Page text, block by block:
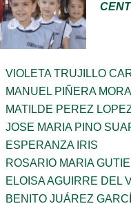
VIOLETA TRUJILLO
MANUEL PIÑERA
MATILDE PEREZ
JOSE MARIA PINO
ESPERANZA IRIS
ROSARIO MARIA
ELOISA AGUIRRE DEL
BENITO JUÁREZ